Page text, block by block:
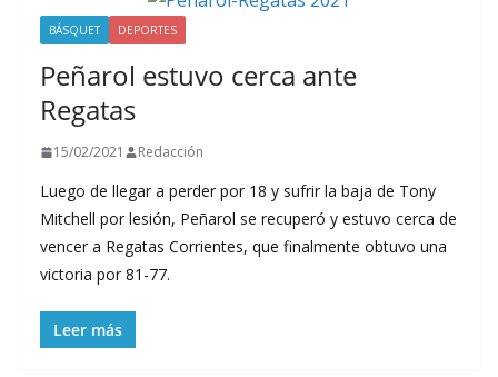
BÁSQUET DEPORTES
Peñarol estuvo cerca ante
Regatas
15/02/2021 Redacción
Luego de llegar a perder por 18 y sufrir la baja de Tony
Mitchell por lesión, Peñarol se recuperó y estuvo cerca de
vencer a Regatas Corrientes, que finalmente obtuvo una
victoria por 81-77.
Leer más